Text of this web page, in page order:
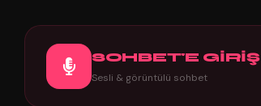
SOHBET'E GİRİŞ
Sesli & görüntülü sohbet